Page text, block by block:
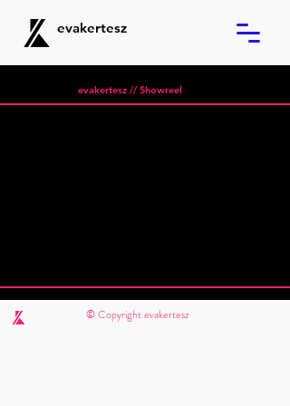
evakertesz
evakertesz // Showreel
© Copyright evakertesz